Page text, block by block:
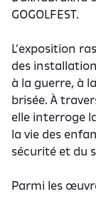
GOGOLFEST.
L’exposition
des
à la guerre, à
brisée. À
elle interroge
la vie des
sécurité et du
Parmi les